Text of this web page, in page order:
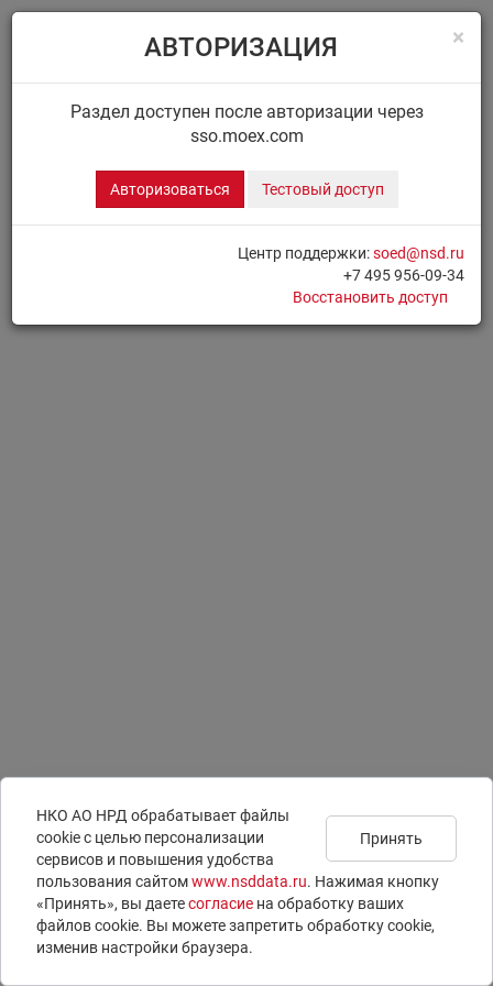
Menu
ДИСК.СООБЩЕНИЯ
×
АВТОРИЗАЦИЯ
Раздел доступен после авторизации через
sso.moex.com
Авторизоваться Тестовый доступ
Центр поддержки:soed@nsd.ru
+7 495 956-09-34
Восстановить доступ
Принять
НКО АО НРД обрабатывает файлы
сookie с целью персонализации
сервисов и повышения удобства
пользования сайтомwww.nsddata.ru. Нажимая кнопку
«Принять», вы даетесогласие на обработку ваших
файлов cookie. Вы можете запретить обработку сookie,
изменив настройки браузера.
Документы
Юридическая информация
Контакты
Вопросы и ответы
Раскрытие информации
ISIN-коды
LEI-коды
E-voting – электронное голосование
Подписаться на